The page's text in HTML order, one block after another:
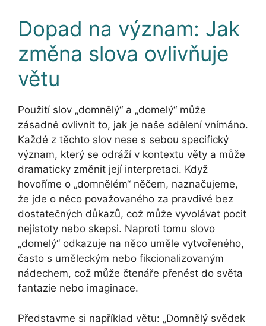
Dopad na význam: Jak
změna slova ovlivňuje
větu
Použití slov „domnělý“ a „domelý“ může
zásadně ovlivnit to, jak je naše sdělení vnímáno.
Každé z těchto slov nese s sebou specifický
význam, který se odráží v kontextu věty a může
dramaticky změnit její interpretaci. Když
hovoříme o „domnělém“ něčem, naznačujeme,
že jde o něco považovaného za pravdivé bez
dostatečných důkazů, což může vyvolávat pocit
nejistoty nebo skepsi. Naproti tomu slovo
„domelý“ odkazuje na něco uměle vytvořeného,
často s uměleckým nebo fikcionalizovaným
nádechem, což může čtenáře přenést do světa
fantazie nebo imaginace.
Představme si například větu: „Domnělý svědek